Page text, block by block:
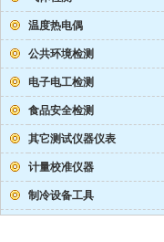
温度热电偶
公共环境检测
电子电工检测
食品安全检测
其它测试仪器仪表
计量校准仪器
制冷设备工具